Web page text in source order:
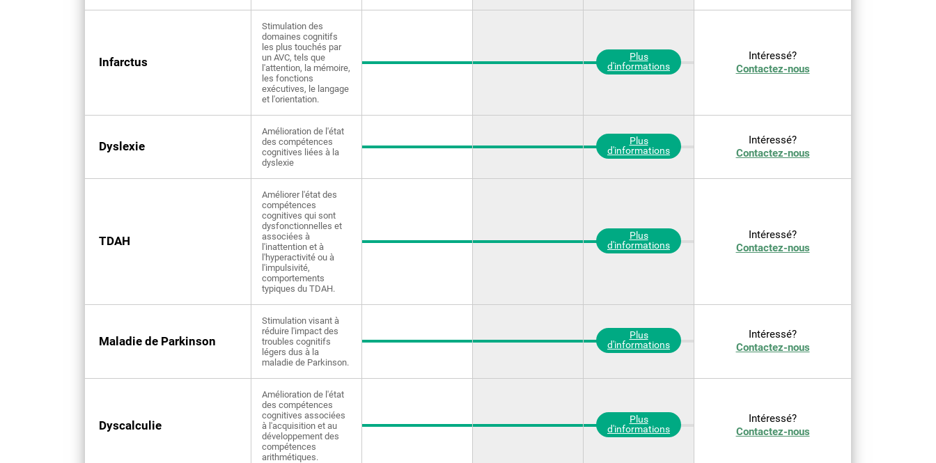
Infarctus
Stimulation des
domaines cognitifs
les plus touchés par
un AVC, tels que
l'attention, la mémoire,
les fonctions
exécutives, le langage
et l'orientation.
Plus
d'informations
Intéressé?
Contactez-nous
Dyslexie
Amélioration de l'état
des compétences
cognitives liées à la
dyslexie
Plus
d'informations
Intéressé?
Contactez-nous
TDAH
Améliorer l'état des
compétences
cognitives qui sont
dysfonctionnelles et
associées à
l'inattention et à
l'hyperactivité ou à
l'impulsivité,
comportements
typiques du TDAH.
Plus
d'informations
Intéressé?
Contactez-nous
Maladie de Parkinson
Stimulation visant à
réduire l'impact des
troubles cognitifs
légers dus à la
maladie de Parkinson.
Plus
d'informations
Intéressé?
Contactez-nous
Dyscalculie
Amélioration de l'état
des compétences
cognitives associées
à l'acquisition et au
développement des
compétences
arithmétiques.
Plus
d'informations
Intéressé?
Contactez-nous